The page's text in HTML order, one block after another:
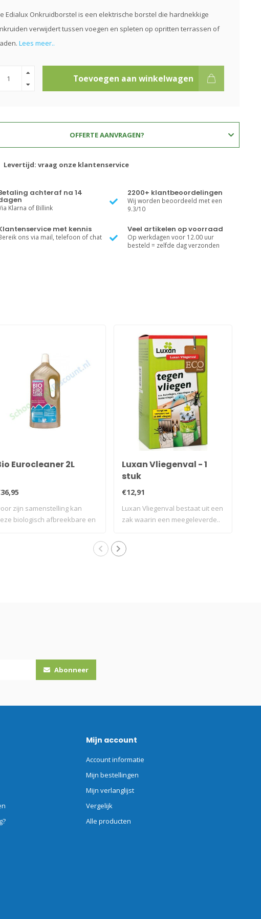
Edialux Onkruidborstel is een elektrische borstel die hardnekkige
verwijdert tussen voegen en spleten op opritten terrassen of
Lees meer..
Toevoegen aan winkelwagen
OFFERTE AANVRAGEN?
Levertijd: vraag onze klantenservice
achteraf na 14
Klarna of Billink
2200+ klantbeoordelingen
Wij worden beoordeeld met een
9.3/10
met kennis
ons via mail, telefoon of chat
Veel artikelen op voorraad
Op werkdagen voor 12.00 uur
besteld = zelfde dag verzonden
Eurocleaner 2L
zijn samenstelling kan
biologisch afbreekbare en
Luxan Vliegenval - 1
stuk
€12,91
Luxan Vliegenval bestaat uit een
zak waarin een meegeleverde..
Abonneer
Mijn account
Account informatie
Mijn bestellingen
Mijn verlanglijst
Vergelijk
Alle producten